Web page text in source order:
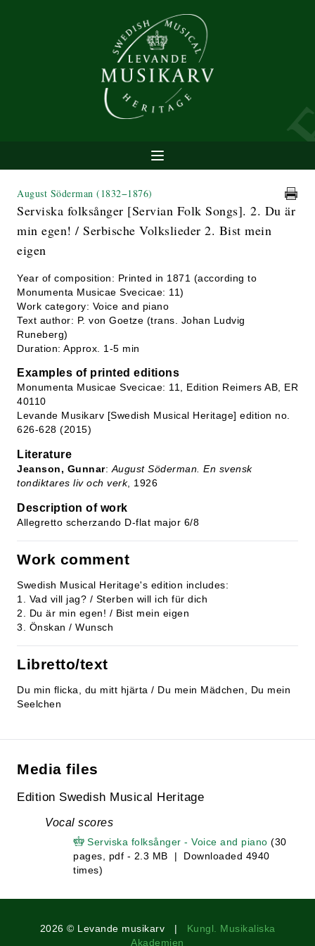
August Söderman (1832−1876)
Serviska folksånger [Servian Folk Songs]. 2. Du är
min egen! / Serbische Volkslieder 2. Bist mein
eigen
Year of composition: Printed in 1871 (according to
Monumenta Musicae Svecicae: 11)
Work category: Voice and piano
Text author: P. von Goetze (trans. Johan Ludvig
Runeberg)
Duration: Approx. 1-5 min
Examples of printed editions
Monumenta Musicae Svecicae: 11, Edition Reimers AB, ER
40110
Levande Musikarv [Swedish Musical Heritage] edition no.
626-628 (2015)
Literature
Jeanson, Gunnar: August Söderman. En svensk
tondiktares liv och verk, 1926
Description of work
Allegretto scherzando D-flat major 6/8
Work comment
Swedish Musical Heritage's edition includes:
1. Vad vill jag? / Sterben will ich für dich
2. Du är min egen! / Bist mein eigen
3. Önskan / Wunsch
Libretto/text
Du min flicka, du mitt hjärta / Du mein Mädchen, Du mein
Seelchen
Media files
Edition Swedish Musical Heritage
Vocal scores
Serviska folksånger - Voice and piano (30
pages, pdf - 2.3 MB | Downloaded 4940
times)
2026 © Levande musikarv | Kungl. Musikaliska
Akademien